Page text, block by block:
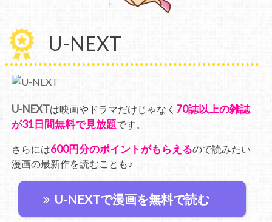
U-NEXT
U-NEXTは映画やドラマだけじゃなく 70誌以上の雑誌
が31日間無料で見放題です。
さらには600円分のポイントがもらえるので読みたい
漫画の最新作を読むことも♪
U-NEXTで漫画を無料で読む